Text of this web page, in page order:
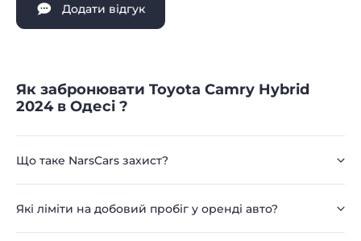
Додати відгук
Як забронювати Toyota Camry Hybrid
2024 в Одесі ?
Що таке NarsCars захист?
Які ліміти на добовий пробіг у оренді авто?